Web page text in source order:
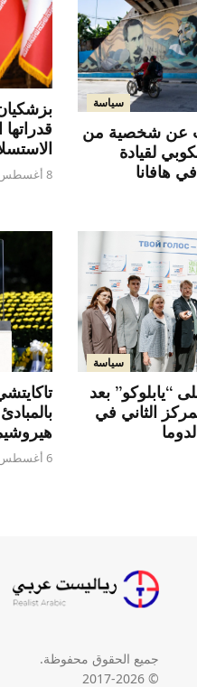
سياسة
عن شخصية من
لقيادة
هافانا
8 أغسطس 2026
سياسة
“يابلوكو” بعد
الثاني في
6 أغسطس 2026
جميع الحقوق محفوظة.
© 2017-2026